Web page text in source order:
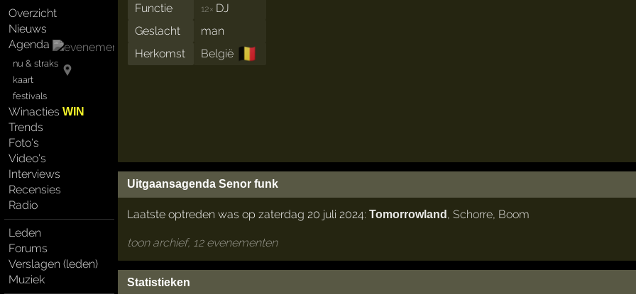
Overzicht
Nieuws
Agenda
nu & straks
kaart
festivals
WinactiesWIN
Trends
Foto's
Video's
Interviews
Recensies
Radio
Leden
Forums
Verslagen (leden)
Muziek
Functie 12× DJ
Geslacht
man
Herkomst
België 🇧🇪
Uitgaansagenda Senor funk
Laatste optreden was op zaterdag 20 juli 2024: Tomorrowland , Schorre, Boom
toon archief, 12 evenementen
Statistieken